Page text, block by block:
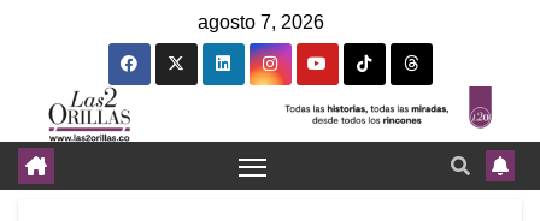
agosto 7, 2026